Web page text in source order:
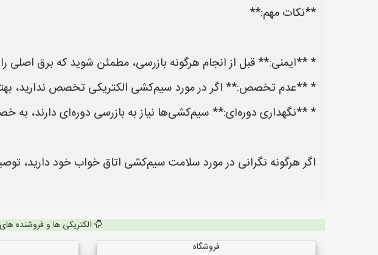
**نکات مهم:**
* **ایمنی:** قبل از انجام هرگونه بازرسی، مطمئن شوید که برق اصلی
* **عدم تخصص:** اگر در مورد سیم‌کشی الکتریکی تخصص ندارید،
* **نگهداری دوره‌ای:** سیم‌کشی‌ها نیاز به بازرسی دوره‌ای دارند،
اگر هرگونه نگرانی در مورد سلامت سیم‌کشی اتاق خواب خود دارید،
الکتریکی ها و فروشنده
فروشگاه